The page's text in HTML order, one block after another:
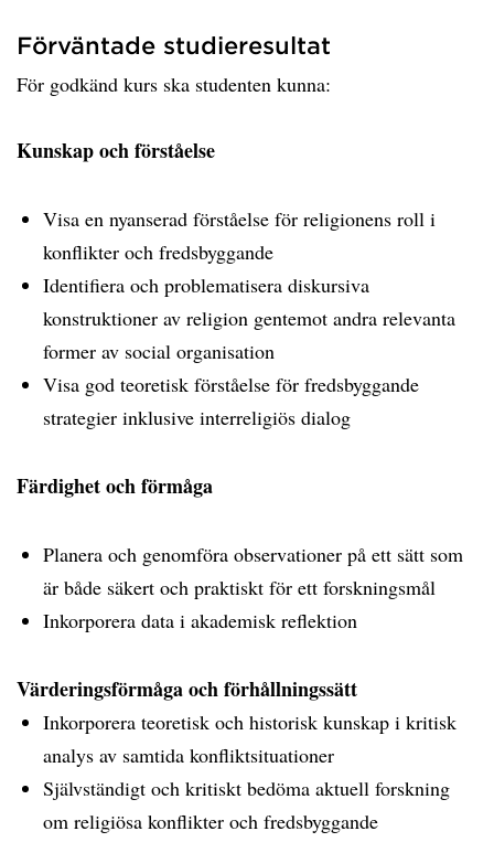
Förväntade studieresultat
För godkänd kurs ska studenten kunna:
Kunskap och förståelse
Visa en nyanserad förståelse för religionens roll i
konflikter och fredsbyggande
Identifiera och problematisera diskursiva
konstruktioner av religion gentemot andra relevanta
former av social organisation
Visa god teoretisk förståelse för fredsbyggande
strategier inklusive interreligiös dialog
Färdighet och förmåga
Planera och genomföra observationer på ett sätt som
är både säkert och praktiskt för ett forskningsmål
Inkorporera data i akademisk reflektion
Värderingsförmåga och förhållningssätt
Inkorporera teoretisk och historisk kunskap i kritisk
analys av samtida konfliktsituationer
Självständigt och kritiskt bedöma aktuell forskning
om religiösa konflikter och fredsbyggande